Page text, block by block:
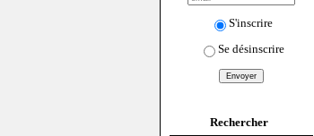
S'inscrire
Se désinscrire
Rechercher